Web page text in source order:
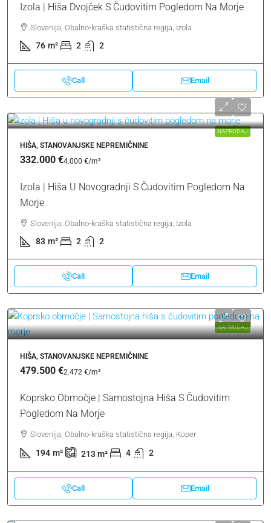
Izola | Hiša Dvojček S Čudovitim Pogledom Na Morje
Slovenija, Obalno-kraška statistična regija, Izola
76 m² 2 2
Call Email
NAPRODAJ
HIŠA, STANOVANJSKE NEPREMIČNINE
332.000 €4.000 €/m²
Izola | Hiša U Novogradnji S Čudovitim Pogledom Na
Morje
Slovenija, Obalno-kraška statistična regija, Izola
83 m² 2 2
Call Email
NAPRODAJ
HIŠA, STANOVANJSKE NEPREMIČNINE
479.500 €2.472 €/m²
Koprsko Območje | Samostojna Hiša S Čudovitim
Pogledom Na Morje
Slovenija, Obalno-kraška statistična regija, Koper
194 m² 213m² 4 2
Call Email